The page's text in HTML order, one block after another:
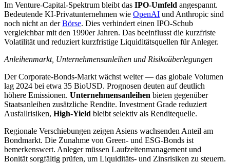
Im Venture-Capital-Spektrum bleibt das IPO-Umfeld angespannt.
Bedeutende KI-Privatunternehmen wie OpenAI und Anthropic sind
noch nicht an derBörse. Dies verhindert einen IPO-Schub
vergleichbar mit den 1990er Jahren. Das beeinflusst die kurzfriste
Volatilität und reduziert kurzfristige Liquiditätsquellen für Anleger.
Anleihenmarkt, Unternehmensanleihen und Risikoüberlegungen
Der Corporate-Bonds-Markt wächst weiter — das globale Volumen
lag 2024 bei etwa 35 BioUSD. Prognosen deuten auf deutlich
höhere Emissionen. Unternehmensanleihen bieten gegenüber
Staatsanleihen zusätzliche Rendite. Investment Grade reduziert
Ausfallrisiken, High-Yield bleibt selektiv als Renditequelle.
Regionale Verschiebungen zeigen Asiens wachsenden Anteil am
Bondmarkt. Die Zunahme von Green- und ESG‑Bonds ist
bemerkenswert. Anleger müssen Laufzeitenmanagement und
Bonität sorgfältig prüfen, um Liquiditäts- und Zinsrisiken zu steuern.